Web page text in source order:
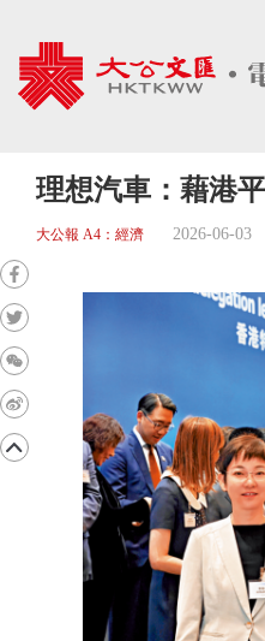
理想汽車：藉港
大公報 A4：經濟 2026-06-03